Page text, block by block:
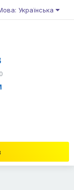
Мова: Українська